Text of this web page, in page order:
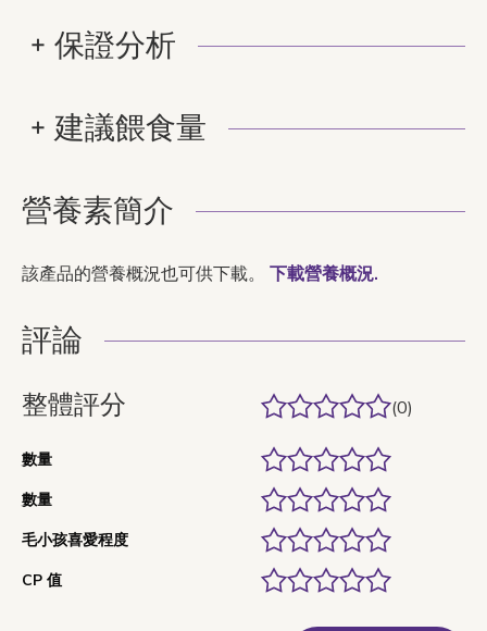
保證分析
建議餵食量
營養素簡介
該產品的營養概況也可供下載。 下載營養概況.
評論
整體評分 (0)
數量
數量
毛小孩喜愛程度
CP 值